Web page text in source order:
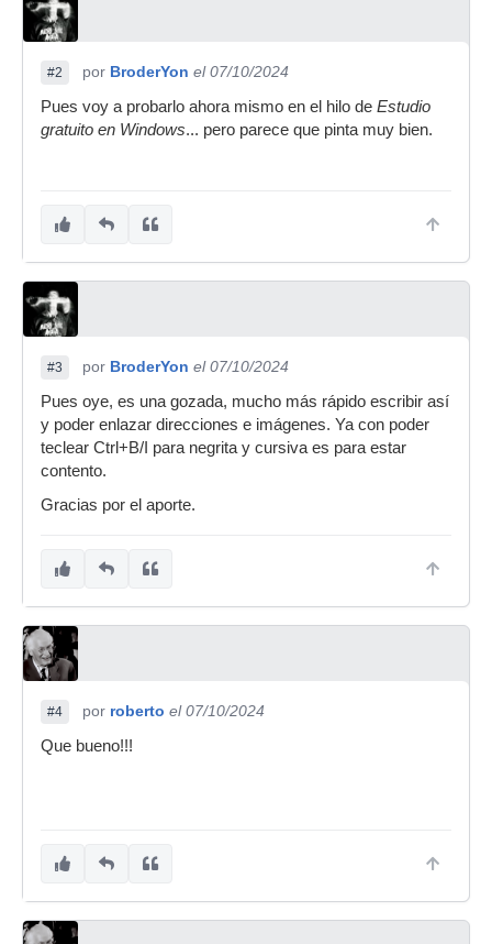
#2 por BroderYon el 07/10/2024
Pues voy a probarlo ahora mismo en el hilo de Estudio
gratuito en Windows... pero parece que pinta muy bien.
#3 por BroderYon el 07/10/2024
Pues oye, es una gozada, mucho más rápido escribir así
y poder enlazar direcciones e imágenes. Ya con poder
teclear Ctrl+B/I para negrita y cursiva es para estar
contento.
Gracias por el aporte.
#4 por roberto el 07/10/2024
Que bueno!!!